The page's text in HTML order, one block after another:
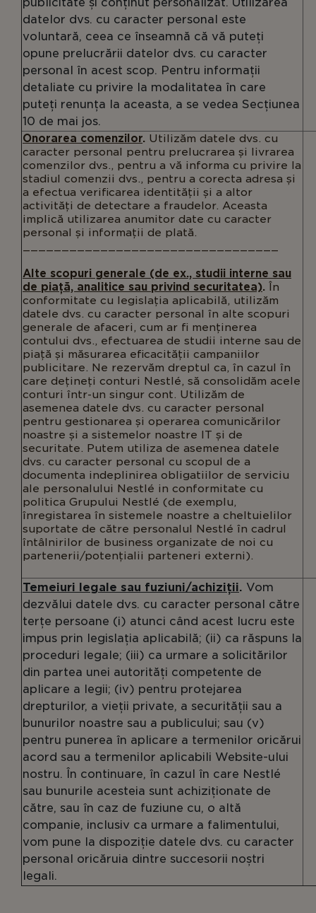
datelor dvs. cu caracter personal este
voluntară, ceea ce înseamnă că vă puteți
opune prelucrării datelor dvs. cu caracter
personal în acest scop. Pentru informații
detaliate cu privire la modalitatea în care
puteți renunța la aceasta, a se vedea Secțiunea
10 de mai jos.
Onorarea comenzilor. Utilizăm datele dvs. cu
caracter personal pentru prelucrarea și livrarea
comenzilor dvs., pentru a vă informa cu privire la
stadiul comenzii dvs., pentru a corecta adresa și
a efectua verificarea identității și a altor
activități de detectare a fraudelor. Aceasta
implică utilizarea anumitor date cu caracter
personal și informații de plată.
Alte scopuri generale (de ex., studii interne sau
de piață, analitice sau privind securitatea). În
conformitate cu legislația aplicabilă, utilizăm
datele dvs. cu caracter personal în alte scopuri
generale de afaceri, cum ar fi menținerea
contului dvs., efectuarea de studii interne sau de
piață și măsurarea eficacității campaniilor
publicitare. Ne rezervăm dreptul ca, în cazul în
care dețineți conturi Nestlé, să consolidăm acele
conturi într-un singur cont. Utilizăm de
asemenea datele dvs. cu caracter personal
pentru gestionarea și operarea comunicărilor
noastre și a sistemelor noastre IT și de
securitate. Putem utiliza de asemenea datele
dvs. cu caracter personal cu scopul de a
documenta indeplinirea obligatiilor de serviciu
ale personalului Nestlé in conformitate cu
politica Grupului Nestlé (de exemplu,
înregistarea în sistemele noastre a cheltuielilor
suportate de către personalul Nestlé în cadrul
întâlnirilor de business organizate de noi cu
partenerii/potențialii parteneri externi).
Temeiuri legale sau fuziuni/achiziții. Vom
dezvălui datele dvs. cu caracter personal către
terțe persoane (i) atunci când acest lucru este
impus prin legislația aplicabilă; (ii) ca răspuns la
proceduri legale; (iii) ca urmare a solicitărilor
din partea unei autorități competente de
aplicare a legii; (iv) pentru protejarea
drepturilor, a vieții private, a securității sau a
bunurilor noastre sau a publicului; sau (v)
pentru punerea în aplicare a termenilor oricărui
acord sau a termenilor aplicabili Website-ului
nostru. În continuare, în cazul în care Nestlé
sau bunurile acesteia sunt achiziționate de
către, sau în caz de fuziune cu, o altă
companie, inclusiv ca urmare a falimentului,
vom pune la dispoziție datele dvs. cu caracter
personal oricăruia dintre succesorii noștri
legali.